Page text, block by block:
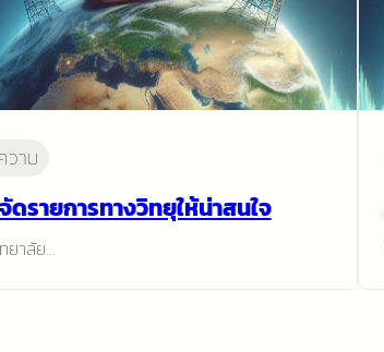
วาม
ดรายการทางวิทยุให้น่าสนใจ
ยาลัย…